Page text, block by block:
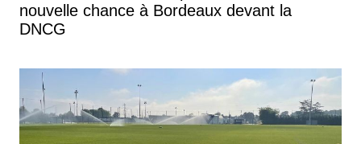
nouvelle chance à Bordeaux devant la
DNCG